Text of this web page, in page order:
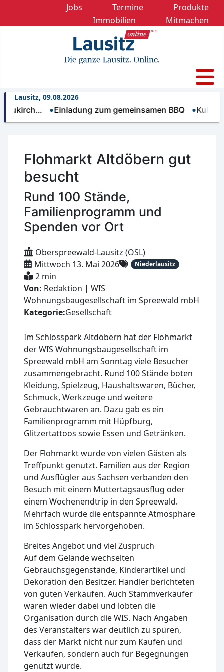
Jobs Termine
Produkte
Immobilien
Mitmachen
Lausitz, 09.08.2026
Einladung zum gemeinsamen BBQ
Flohmarkt Altdöbern gut
besucht
Rund 100 Stände,
Familienprogramm und
Spenden vor Ort
Oberspreewald-Lausitz (OSL)
Mittwoch 13. Mai 2026
Niederlausitz
2 min
Von: Redaktion | WIS
Wohnungsbaugesellschaft im Spreewald mbH
Kategorie:Gesellschaft
Im Schlosspark Altdöbern hat der Flohmarkt
der WIS Wohnungsbaugesellschaft im
Spreewald mbH am Sonntag viele Besucher
zusammengebracht. Rund 100 Stände boten
Kleidung, Spielzeug, Haushaltswaren, Bücher,
Schmuck, Werkzeuge und weitere
Gebrauchtwaren an. Dazu gab es ein
Familienprogramm mit Hüpfburg,
Glitzertattoos sowie Essen und Getränken.
Der Flohmarkt wurde von vielen Gästen als
Treffpunkt genutzt. Familien aus der Region
und Ausflügler aus Sachsen verbanden den
Besuch mit einem Muttertagsausflug oder
einem Wochenendtrip in den Spreewald.
Mehrfach wurde die entspannte Atmosphäre
im Schlosspark hervorgehoben.
Breites Angebot und viel Zuspruch
Auf dem Gelände wechselten
Gebrauchsgegenstände, Kinderartikel und
Dekoration den Besitzer. Händler berichteten
von guten Verkäufen. Auch Stammverkäufer
waren wieder dabei und lobten die
Organisation durch die WIS. Nach Angaben
des Veranstalters war deutlich zu spüren,
dass der Markt nicht nur zum Kaufen und
Verkaufen, sondern auch für Begegnungen
genutzt wurde.